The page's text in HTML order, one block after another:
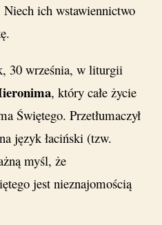
Niech ich wstawiennictwo
30 września, w liturgii
, który całe życie
Świętego. Przetłumaczył
język łaciński (tzw.
myśl, że
jest nieznajomością